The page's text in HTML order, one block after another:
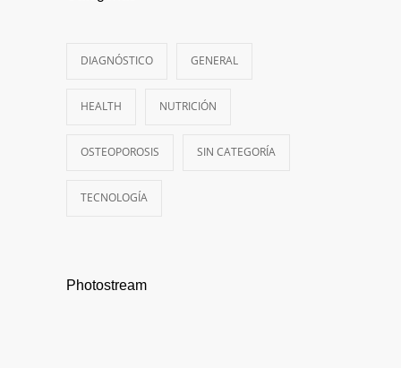
DIAGNÓSTICO GENERAL
HEALTH NUTRICIÓN
OSTEOPOROSIS SIN CATEGORÍA
TECNOLOGÍA
Photostream